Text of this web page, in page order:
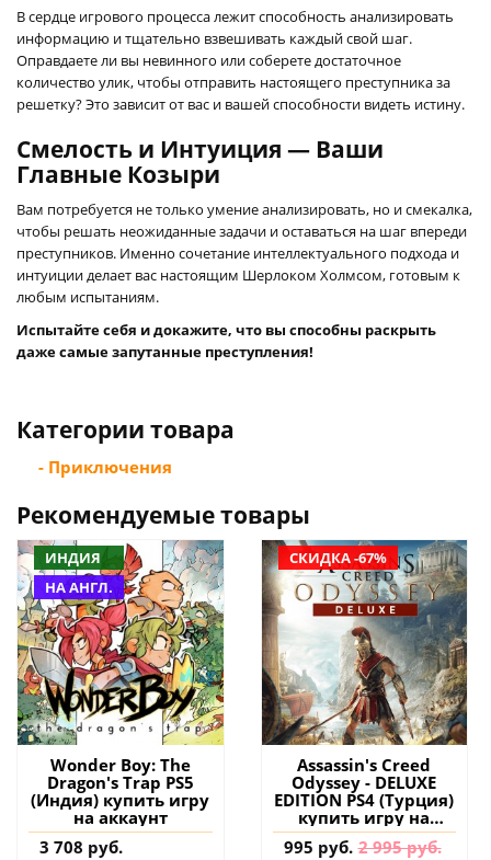
В сердце игрового процесса лежит способность анализировать
информацию и тщательно взвешивать каждый свой шаг.
Оправдаете ли вы невинного или соберете достаточное
количество улик, чтобы отправить настоящего преступника за
решетку? Это зависит от вас и вашей способности видеть истину.
Смелость и Интуиция — Ваши
Главные Козыри
Вам потребуется не только умение анализировать, но и смекалка,
чтобы решать неожиданные задачи и оставаться на шаг впереди
преступников. Именно сочетание интеллектуального подхода и
интуиции делает вас настоящим Шерлоком Холмсом, готовым к
любым испытаниям.
Испытайте себя и докажите, что вы способны раскрыть
даже самые запутанные преступления!
Категории товара
- Приключения
Рекомендуемые товары
ИНДИЯ
НА АНГЛ.
Wonder Boy: The
Dragon's Trap PS5
(Индия) купить игру
на аккаунт
3 708 руб.
СКИДКА -67%
Assassin's Creed
Odyssey - DELUXE
EDITION PS4 (Турция)
купить игру на
аккаунт
995 руб. 2 995 руб.